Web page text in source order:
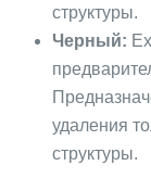
структуры.
Черный:
удаления
структуры.